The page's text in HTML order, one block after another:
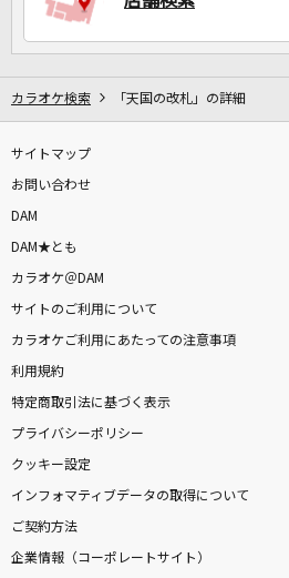
カラオケ検索 「天国の改札」の詳細
サイトマップ
お問い合わせ
DAM
DAM★とも
カラオケ＠DAM
サイトのご利用について
カラオケご利用にあたっての注意事項
利用規約
特定商取引法に基づく表示
プライバシーポリシー
クッキー設定
インフォマティブデータの取得について
ご契約方法
企業情報（コーポレートサイト）